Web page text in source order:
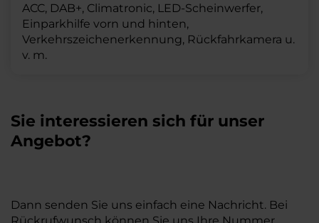
ACC, DAB+, Climatronic, LED-Scheinwerfer,
Einparkhilfe vorn und hinten,
Verkehrszeichenerkennung, Rückfahrkamera u.
v. m.
Sie interessieren sich für unser
Angebot?
Dann senden Sie uns einfach eine Nachricht. Bei
Rückrufwunsch können Sie uns Ihre Nummer